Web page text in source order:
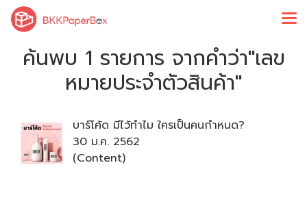
ค้นพบ 1 รายการ จากคำว่า"เลข
หมายประจำตัวสินค้า"
บาร์โค้ด มีไว้ทำไม ใครเป็นคนกำหนด?
30 ม.ค. 2562
(Content)